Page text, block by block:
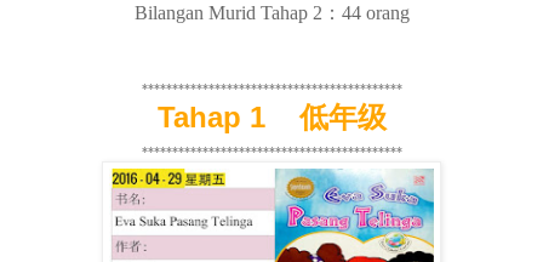
Bilangan Murid Tahap 2：44 orang
*******************************************
Tahap 1低年级
*******************************************